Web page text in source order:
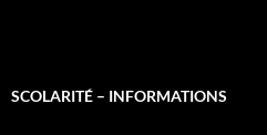
SCOLARITÉ – INFORMATIONS